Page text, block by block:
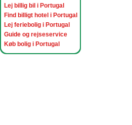
Lej billig bil i Portugal
Find billigt hotel i Portugal
Lej feriebolig i Portugal
Guide og rejseservice
Køb bolig i Portugal